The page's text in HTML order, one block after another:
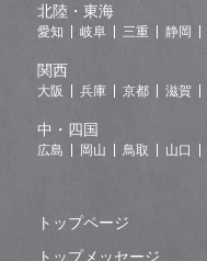
トップページ
トップメッセージ
北陸・東海
愛知 岐阜 三重 静岡
関西
大阪 兵庫 京都 滋賀
中・四国
広島 岡山 鳥取 山口